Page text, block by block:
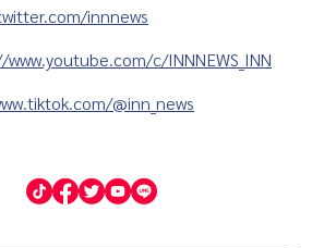
innnews
c/INNNEWS_INN
@inn_news